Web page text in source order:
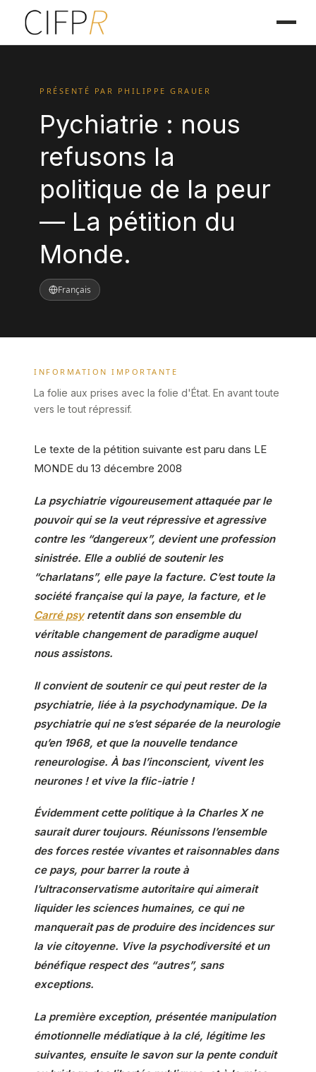
PRÉSENTÉ PAR PHILIPPE GRAUER
Pychiatrie : nous
refusons la
politique de la peur
— La pétition du
Monde.
Français
INFORMATION IMPORTANTE
La folie aux prises avec la folie d'État. En avant toute
vers le tout répressif.
Le texte de la pétition suivante est paru dans LE
MONDE du 13 décembre 2008
La psychiatrie vigoureusement attaquée par le
pouvoir qui se la veut répressive et agressive
contre les “dangereux”, devient une profession
sinistrée. Elle a oublié de soutenir les
“charlatans”, elle paye la facture. C’est toute la
société française qui la paye, la facture, et le
Carré psyretentit dans son ensemble du
véritable changement de paradigme auquel
nous assistons.
Il convient de soutenir ce qui peut rester de la
psychiatrie, liée à la psychodynamique. De la
psychiatrie qui ne s’est séparée de la neurologie
qu’en 1968, et que la nouvelle tendance
reneurologise. À bas l’inconscient, vivent les
neurones ! et vive la flic-iatrie !
Évidemment cette politique à la Charles X ne
saurait durer toujours. Réunissons l’ensemble
des forces restée vivantes et raisonnables dans
ce pays, pour barrer la route à
l’ultraconservatisme autoritaire qui aimerait
liquider les sciences humaines, ce qui ne
manquerait pas de produire des incidences sur
la vie citoyenne. Vive la psychodiversité et un
bénéfique respect des “autres”, sans
exceptions.
La première exception, présentée manipulation
émotionnelle médiatique à la clé, légitime les
suivantes, ensuite le savon sur la pente conduit